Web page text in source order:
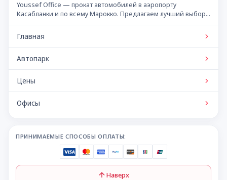
Youssef Office — прокат автомобилей в аэропорту
Касабланки и по всему Марокко. Предлагаем лучший выбор
Главная
Автопарк
Цены
Офисы
ПРИНИМАЕМЫЕ СПОСОБЫ ОПЛАТЫ:
Наверх